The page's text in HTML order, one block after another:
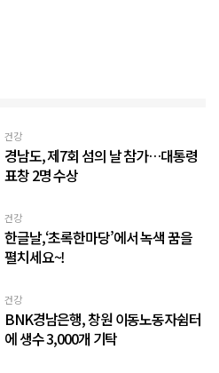
건강
경남도, 제7회 섬의 날 참가…대통령
표창 2명 수상
건강
한글날,‘초록한마당’에서 녹색 꿈을
펼치세요~!
건강
BNK경남은행, 창원 이동노동자쉼터
에 생수 3,000개 기탁